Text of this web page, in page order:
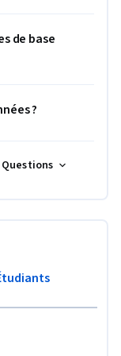
de base
?
Questions